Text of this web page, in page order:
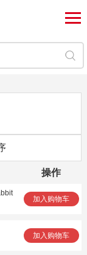
操作
加入购物车
加入购物车